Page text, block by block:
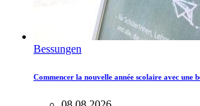
Bessungen
Commencer la nouvelle année scolaire avec une